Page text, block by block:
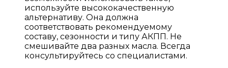
используйте высококачественную
альтернативу. Она должна
соответствовать рекомендуемому
составу, сезонности и типу АКПП. Не
смешивайте два разных масла. Всегда
консультируйтесь со специалистами.